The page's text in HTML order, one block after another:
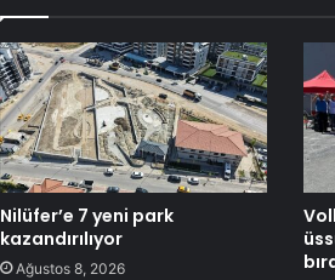
Nilüfer’e 7 yeni park
kazandırılıyor
Ağustos 8, 2026